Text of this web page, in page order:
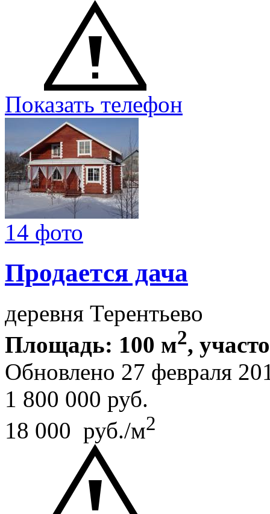
Показать телефон
14 фото
Продается дача
деревня Терентьево
Площадь: 100 м2,
Обновлено 27 февраля
1 800 000 руб.
18 000 руб./м2